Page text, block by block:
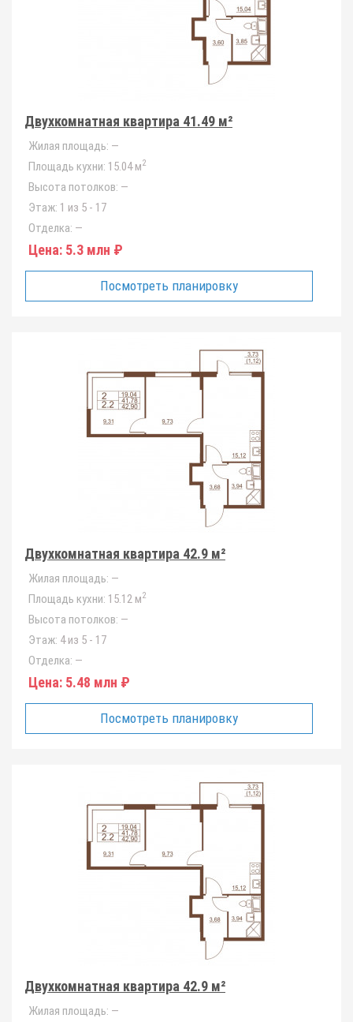
Двухкомнатная квартира 41.49 м²
Жилая площадь: —
Площадь кухни: 15.04 м2
Высота потолков: —
Этаж: 1 из 5 - 17
Отделка: —
Цена: 5.3 млн ₽
Посмотреть планировку
Двухкомнатная квартира 42.9 м²
Жилая площадь: —
Площадь кухни: 15.12 м2
Высота потолков: —
Этаж: 4 из 5 - 17
Отделка: —
Цена: 5.48 млн ₽
Посмотреть планировку
Двухкомнатная квартира 42.9 м²
Жилая площадь: —